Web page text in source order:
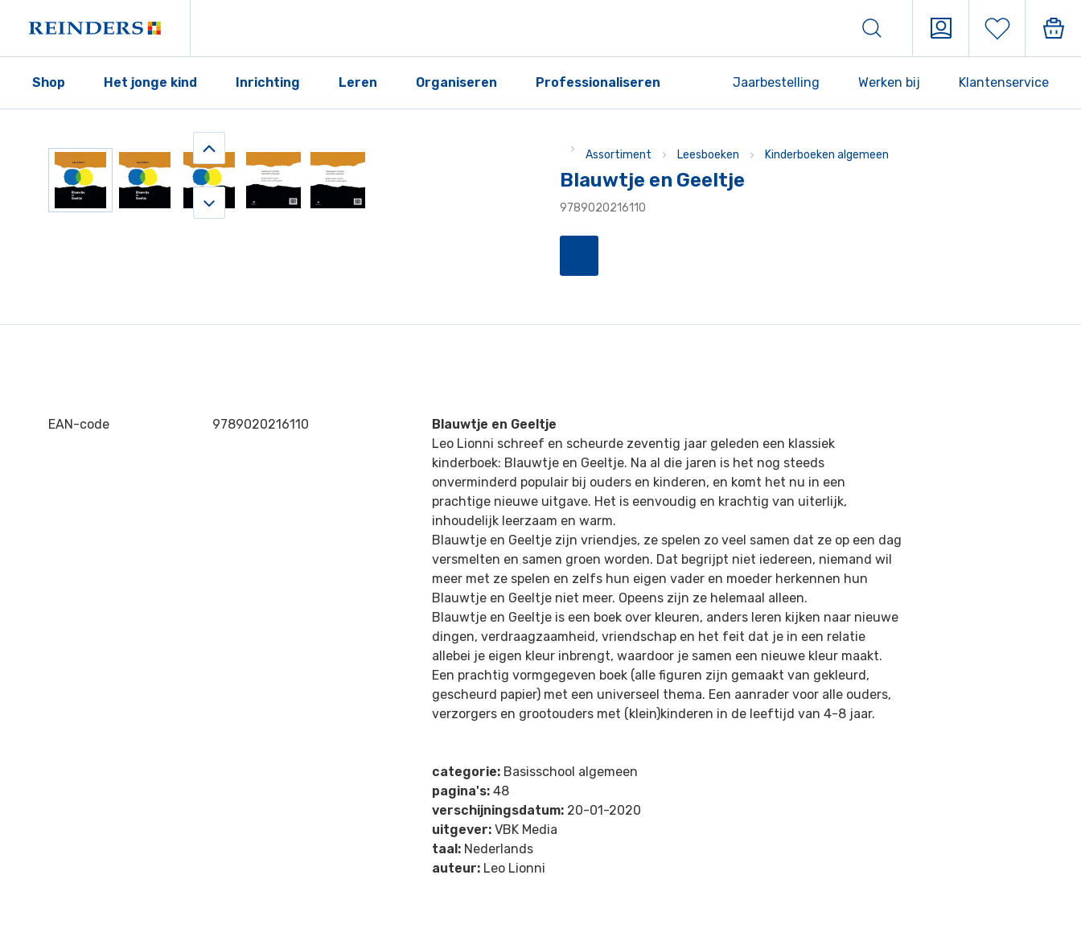
Shop Het jonge kind Inrichting Leren Organiseren Professionaliseren Jaarbestelling Werken bij Klantenservice
Assortiment Leesboeken Kinderboeken algemeen
Blauwtje en Geeltje
9789020216110
EAN-code 9789020216110
Blauwtje en Geeltje
Leo Lionni schreef en scheurde zeventig jaar geleden een klassiek
kinderboek: Blauwtje en Geeltje. Na al die jaren is het nog steeds
onverminderd populair bij ouders en kinderen, en komt het nu in een
prachtige nieuwe uitgave. Het is eenvoudig en krachtig van uiterlijk,
inhoudelijk leerzaam en warm.
Blauwtje en Geeltje zijn vriendjes, ze spelen zo veel samen dat ze op een dag
versmelten en samen groen worden. Dat begrijpt niet iedereen, niemand wil
meer met ze spelen en zelfs hun eigen vader en moeder herkennen hun
Blauwtje en Geeltje niet meer. Opeens zijn ze helemaal alleen.
Blauwtje en Geeltje is een boek over kleuren, anders leren kijken naar nieuwe
dingen, verdraagzaamheid, vriendschap en het feit dat je in een relatie
allebei je eigen kleur inbrengt, waardoor je samen een nieuwe kleur maakt.
Een prachtig vormgegeven boek (alle figuren zijn gemaakt van gekleurd,
gescheurd papier) met een universeel thema. Een aanrader voor alle ouders,
verzorgers en grootouders met (klein)kinderen in de leeftijd van 4-8 jaar.
categorie: Basisschool algemeen
pagina's: 48
verschijningsdatum: 20-01-2020
uitgever: VBK Media
taal: Nederlands
auteur: Leo Lionni